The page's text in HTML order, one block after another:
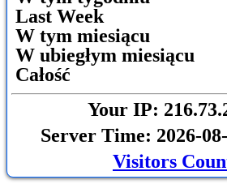
Last Week
W tym miesiącu
W ubiegłym miesiącu
Całość
Your IP:
Server Time: 2026-
Visitors